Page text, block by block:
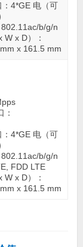
4*GE 电（可
b/g/n
W x D）：
x 161.5 mm
：
4*GE 电（可
b/g/n
FDD LTE
W x D）：
x 161.5 mm